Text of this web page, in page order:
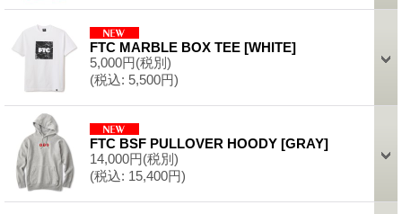
FTC MARBLE BOX TEE [WHITE]
5,000円(税別)
(税込: 5,500円)
FTC BSF PULLOVER HOODY [GRAY]
14,000円(税別)
(税込: 15,400円)